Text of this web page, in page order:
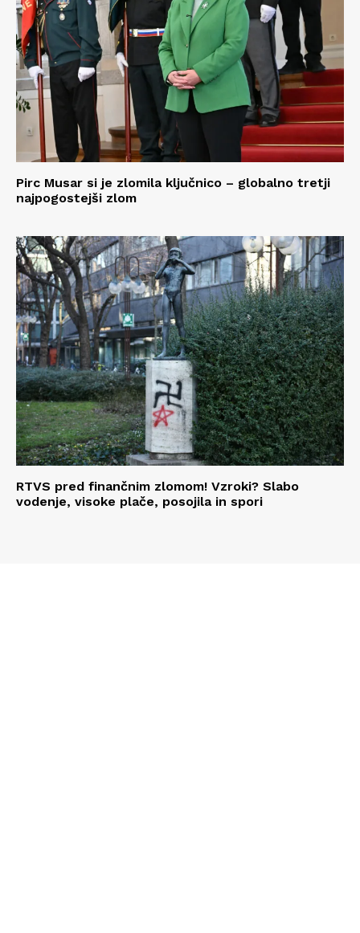
Pirc Musar si je zlomila ključnico – globalno tretji
najpogostejši zlom
RTVS pred finančnim zlomom! Vzroki? Slabo
vodenje, visoke plače, posojila in spori